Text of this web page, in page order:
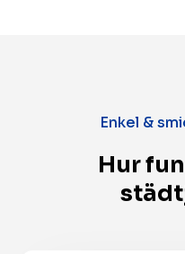
Enkel &
Hur